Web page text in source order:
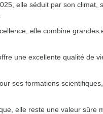
elle séduit par son climat,
elle combine grandes
une excellente qualité de
ses formations
elle reste une valeur sûre